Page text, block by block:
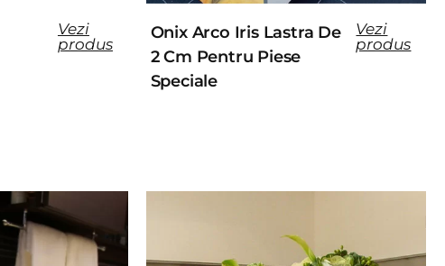
Vezi
produs
Onix Arco Iris Lastra De
2 Cm Pentru Piese
Speciale
Vezi
produs